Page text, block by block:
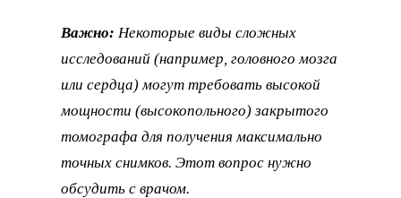
Важно: Некоторые виды сложных
исследований (например, головного мозга
или сердца) могут требовать высокой
мощности (высокопольного) закрытого
томографа для получения максимально
точных снимков. Этот вопрос нужно
обсудить с врачом.